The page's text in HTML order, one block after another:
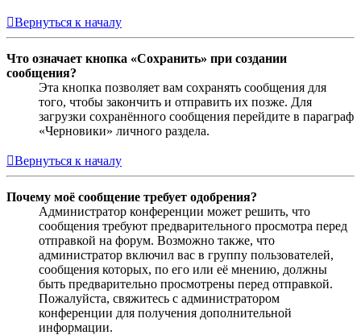
Вернуться к началу
Что означает кнопка «Сохранить» при создании
сообщения?
Эта кнопка позволяет вам сохранять сообщения для
того, чтобы закончить и отправить их позже. Для
загрузки сохранённого сообщения перейдите в параграф
«Черновики» личного раздела.
Вернуться к началу
Почему моё сообщение требует одобрения?
Администратор конференции может решить, что
сообщения требуют предварительного просмотра перед
отправкой на форум. Возможно также, что
администратор включил вас в группу пользователей,
сообщения которых, по его или её мнению, должны
быть предварительно просмотрены перед отправкой.
Пожалуйста, свяжитесь с администратором
конференции для получения дополнительной
информации.